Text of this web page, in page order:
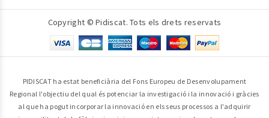
Copyright © Pidiscat. Tots els drets reservats
PIDISCAT ha estat beneficiària del Fons Europeu de Desenvolupament
Regional l'objectiu del qual és potenciar la investigació i la innovació i gràcies
al que ha pogut incorporar la innovació en els seus processos a l'adquirir